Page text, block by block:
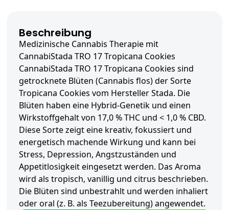
Beschreibung
Medizinische Cannabis Therapie mit
CannabiStada TRO 17 Tropicana Cookies
CannabiStada TRO 17 Tropicana Cookies sind
getrocknete Blüten (Cannabis flos) der Sorte
Tropicana Cookies vom Hersteller Stada. Die
Blüten haben eine Hybrid-Genetik und einen
Wirkstoffgehalt von 17,0 % THC und < 1,0 % CBD.
Diese Sorte zeigt eine kreativ, fokussiert und
energetisch machende Wirkung und kann bei
Stress, Depression, Angstzuständen und
Appetitlosigkeit eingesetzt werden. Das Aroma
wird als tropisch, vanillig und citrus beschrieben.
Die Blüten sind unbestrahlt und werden inhaliert
oder oral (z. B. als Teezubereitung) angewendet.